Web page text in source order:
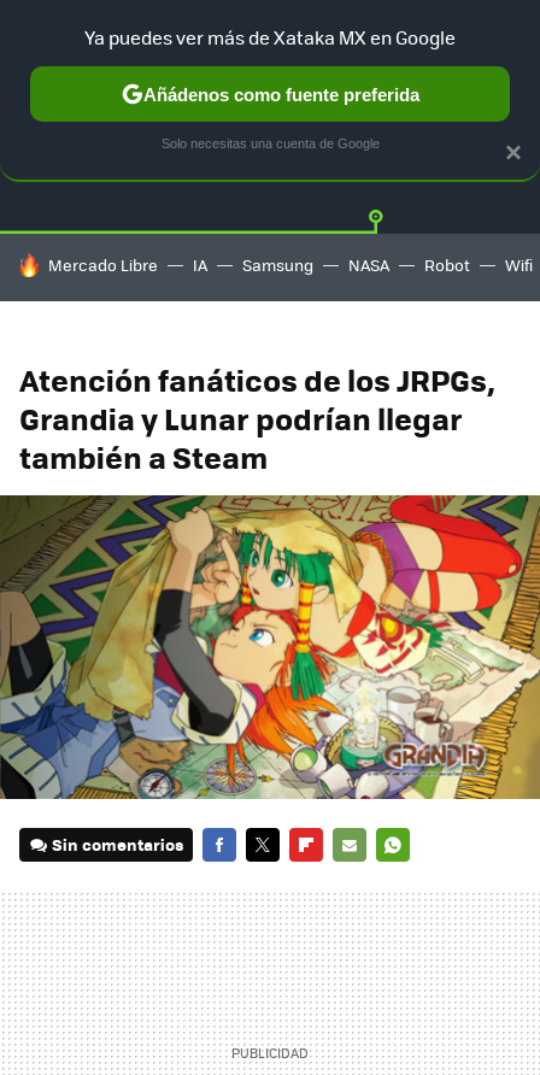
Twitter
HOY SE HABLA DE
Mercado Libre IA Samsung NASA Robot Wifi
Atención fanáticos de los JRPGs,
Grandia y Lunar podrían llegar
también a Steam
Sin comentarios
MAIL
×
Ya puedes ver más de Xataka MX en Google
Añádenos como fuente preferida
Solo necesitas una cuenta de Google